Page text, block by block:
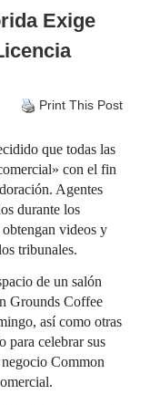
Exige
Print This Post
que todas las
con el fin
Agentes
durante los
videos y
tribunales.
de un salón
Grounds Coffee
así como otras
para celebrar sus
Common